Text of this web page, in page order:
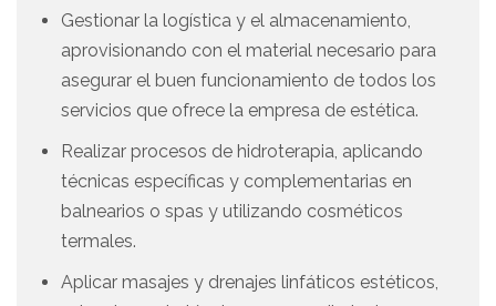
Gestionar la logística y el almacenamiento,
aprovisionando con el material necesario para
asegurar el buen funcionamiento de todos los
servicios que ofrece la empresa de estética.
Realizar procesos de hidroterapia, aplicando
técnicas específicas y complementarias en
balnearios o spas y utilizando cosméticos
termales.
Aplicar masajes y drenajes linfáticos estéticos,